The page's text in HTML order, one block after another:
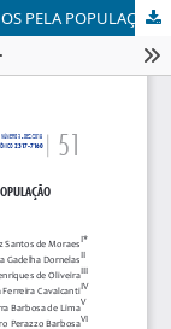
TEOR DE SÓDIO EM ALIMENTOS CONSUMIDOS PELA POPULAÇÃO DO ESTADO DA PARAÍBA